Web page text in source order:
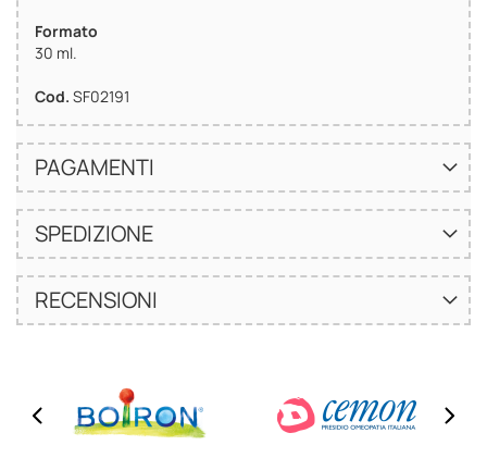
Formato
30 ml.
Cod. SF02191
PAGAMENTI
SPEDIZIONE
RECENSIONI